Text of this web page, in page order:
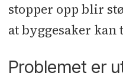
stopper opp blir
at byggesaker kan
Problemet er